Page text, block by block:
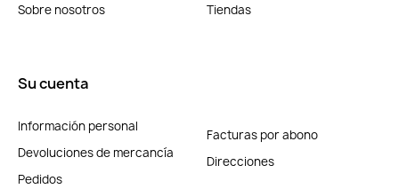
Sobre nosotros
Tiendas
Su cuenta
Información personal
Devoluciones de mercancía
Pedidos
Facturas por abono
Direcciones